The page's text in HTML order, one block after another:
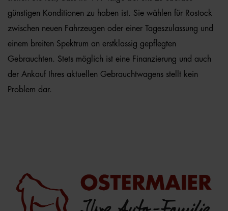
günstigen Konditionen zu haben ist. Sie wählen für Rostock
zwischen neuen Fahrzeugen oder einer Tageszulassung und
einem breiten Spektrum an erstklassig gepflegten
Gebrauchten. Stets möglich ist eine Finanzierung und auch
der Ankauf Ihres aktuellen Gebrauchtwagens stellt kein
Problem dar.